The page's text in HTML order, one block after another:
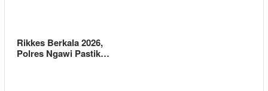
Rikkes Berkala 2026,
Polres Ngawi Pastik…